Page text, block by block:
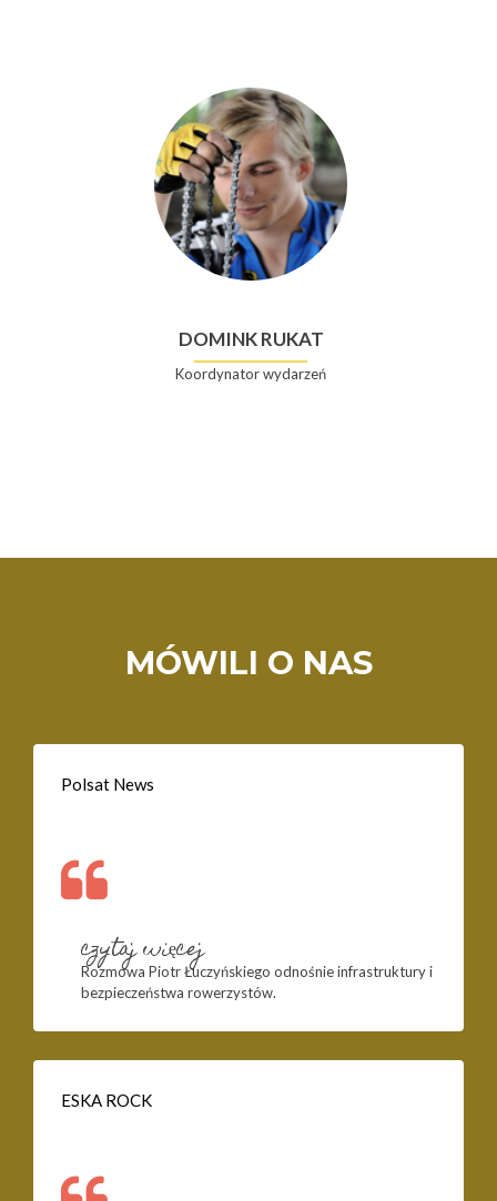
DOMINK RUKAT
Koordynator wydarzeń
MÓWILI O NAS
Polsat News
czytaj więcej
Rozmowa Piotr Łuczyńskiego odnośnie infrastruktury i
bezpieczeństwa rowerzystów.
ESKA ROCK